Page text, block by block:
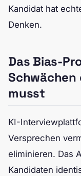
Kandidat hat
Denken.
Das Bias-
Schwächen
musst
KI-
Versprechen
eliminieren. Das
Kandidaten